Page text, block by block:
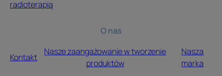
radioterapią
O nas
Kontakt
Nasze zaangażowanie w tworzenie
produktów
Nasza
marka